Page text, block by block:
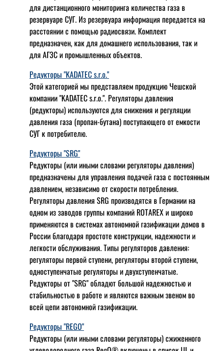
для дистанционного мониторинга количества газа в
резервуаре СУГ. Из резервуара информация передается на
расстоянии с помощью радиосвязи. Комплект
предназначен, как для домашнего использования, так и
для АГЗС и промышленных объектов.
Редукторы "KADATEC s.r.o."
Этой категорией мы представляем продукцию Чешской
компании "KADATEC s.r.o.". Регуляторы давления
(редукторы) используются для снижения и регуляции
давления газа (пропан-бутана) поступающего от емкости
СУГ к потребителю.
Редукторы "SRG"
Редукторы (или иными словами регуляторы давления)
предназначены для управления подачей газа с постоянным
давлением, независимо от скорости потребления.
Регуляторы давления SRG производятся в Германии на
одном из заводов группы компаний ROTAREX и широко
применяются в системах автономной газификации домов в
России благодаря простоте конструкции, надежности и
легкости обслуживания. Типы регуляторов давления:
регуляторы первой ступени, регуляторы второй ступени,
одноступенчатые регуляторы и двухступенчатые.
Редукторы от "SRG" обладют большой надежностью и
стабильностью в работе и являются важным звеном во
всей цепи автономной газификации.
Редукторы "REGO"
Редукторы (или иными словами регуляторы) сжиженного